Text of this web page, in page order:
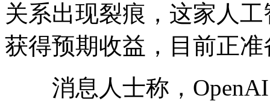
关系出现裂痕，这家人
获得预期收益，目前正
消息人士称，OpenAI